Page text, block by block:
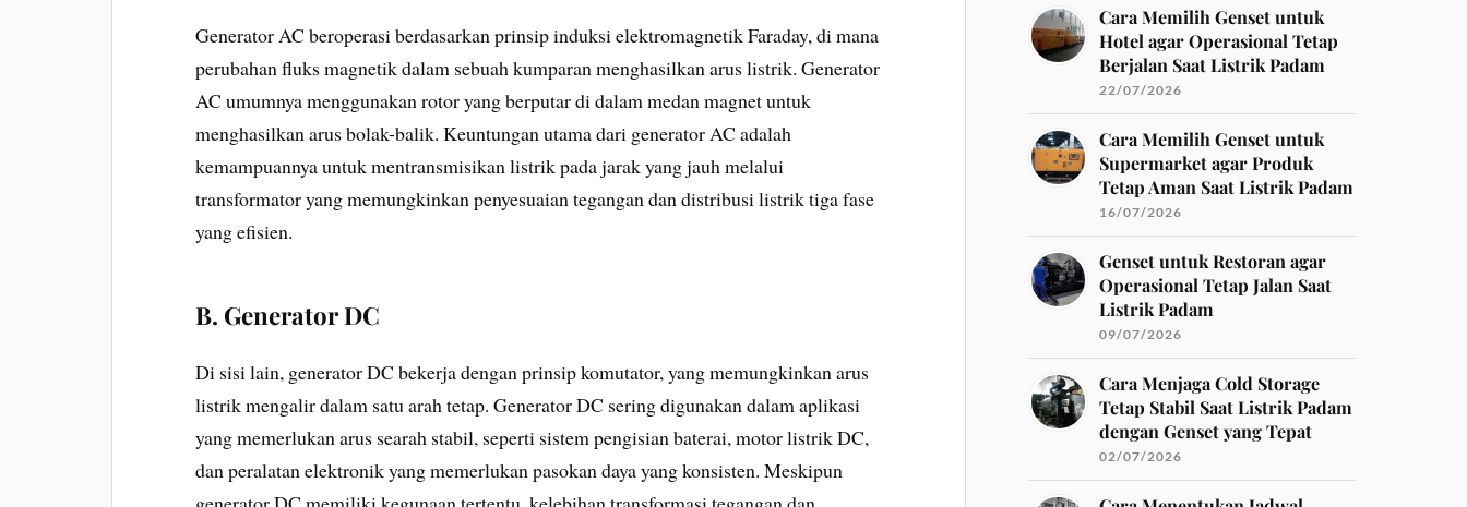
Generator AC beroperasi berdasarkan prinsip induksi elektromagnetik Faraday, di mana
perubahan fluks magnetik dalam sebuah kumparan menghasilkan arus listrik. Generator
AC umumnya menggunakan rotor yang berputar di dalam medan magnet untuk
menghasilkan arus bolak-balik. Keuntungan utama dari generator AC adalah
kemampuannya untuk mentransmisikan listrik pada jarak yang jauh melalui
transformator yang memungkinkan penyesuaian tegangan dan distribusi listrik tiga fase
yang efisien.
B. Generator DC
Di sisi lain, generator DC bekerja dengan prinsip komutator, yang memungkinkan arus
listrik mengalir dalam satu arah tetap. Generator DC sering digunakan dalam aplikasi
yang memerlukan arus searah stabil, seperti sistem pengisian baterai, motor listrik DC,
dan peralatan elektronik yang memerlukan pasokan daya yang konsisten. Meskipun
Cara Memilih Genset untuk
Hotel agar Operasional Tetap
Berjalan Saat Listrik Padam
22/07/2026
Cara Memilih Genset untuk
Supermarket agar Produk
Tetap Aman Saat Listrik Padam
16/07/2026
Genset untuk Restoran agar
Operasional Tetap Jalan Saat
Listrik Padam
09/07/2026
Cara Menjaga Cold Storage
Tetap Stabil Saat Listrik Padam
dengan Genset yang Tepat
02/07/2026